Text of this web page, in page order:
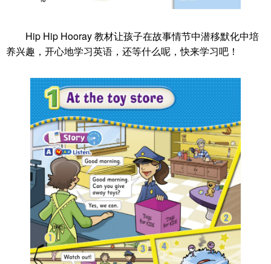
Hip Hip Hooray 教材让孩子在故事情节中潜移默化中培
养兴趣，开心地学习英语，还等什么呢，快来学习吧！